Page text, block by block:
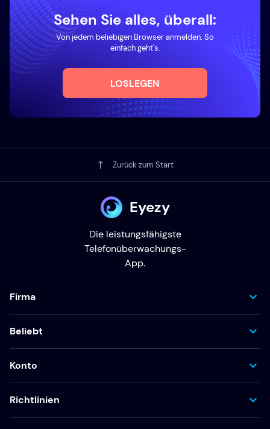
Sehen Sie alles, überall:
Von jedem beliebigen Browser anmelden. So
einfach geht's.
LOSLEGEN
Zurück zum Start
Eyezy
Die leistungsfähigste
Telefonüberwachungs-
App.
Firma
Beliebt
Konto
Richtlinien